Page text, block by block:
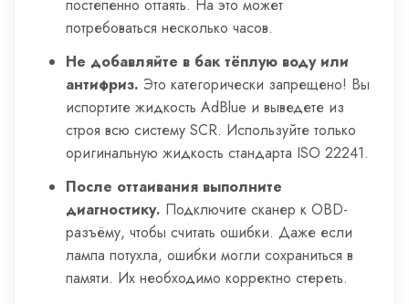
постепенно оттаять. На это может
потребоваться несколько часов.
Не добавляйте в бак тёплую воду или
антифриз. Это категорически запрещено! Вы
испортите жидкость AdBlue и выведете из
строя всю систему SCR. Используйте только
оригинальную жидкость стандарта ISO 22241.
После оттаивания выполните
диагностику. Подключите сканер к OBD-
разъёму, чтобы считать ошибки. Даже если
лампа потухла, ошибки могли сохраниться в
памяти. Их необходимо корректно стереть.